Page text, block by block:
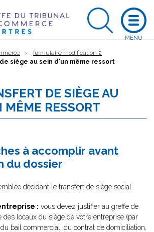
formulaire modification 2
siège au sein d'un même ressort
DE SIÈGE AU
RESSORT
à accomplir avant
du dossier
décidant le transfert de siège social
: vous devez justifier au greffe de
des locaux du siège de votre entreprise (par
bail commercial, du contrat de domiciliation,